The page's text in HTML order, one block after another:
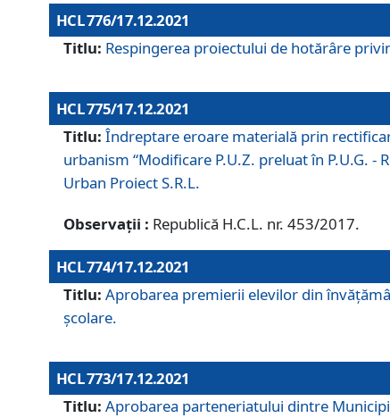
HCL 776/17.12.2021
Titlu: Respingerea proiectului de hotărâre
HCL 775/17.12.2021
Titlu: Îndreptare eroare materială prin
urbanism “Modificare P.U.Z. preluat în P.U.G. -
Urban Proiect S.R.L.
Observații : Republică H.C.L. nr. 453/2017.
HCL 774/17.12.2021
Titlu: Aprobarea premierii elevilor din
școlare.
HCL 773/17.12.2021
Titlu: Aprobarea parteneriatului dintre